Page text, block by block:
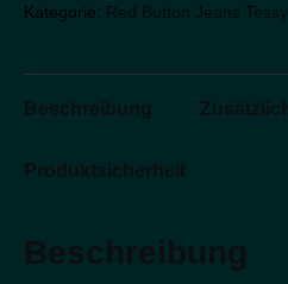
Kategorie: Red Button Jeans Tessy